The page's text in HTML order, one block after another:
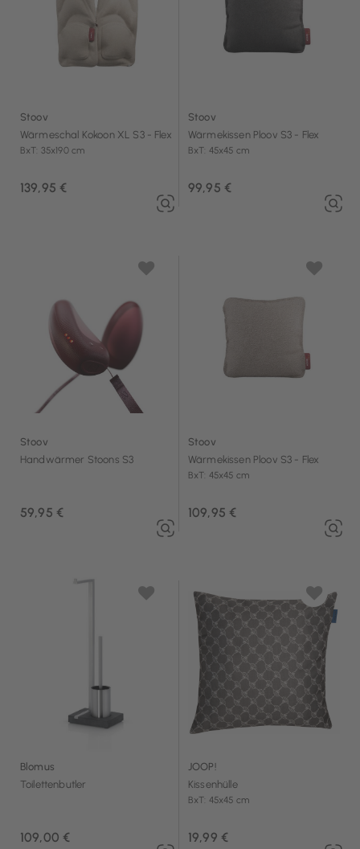
Stoov
Wärmeschal Kokoon XL S3 - Flex
BxT: 35x190 cm
139,95 €
Stoov
Wärmekissen Ploov S3 - Flex
BxT: 45x45 cm
99,95 €
Stoov
Handwärmer Stoons S3
59,95 €
Stoov
Wärmekissen Ploov S3 - Flex
BxT: 45x45 cm
109,95 €
Blomus
Toilettenbutler
109,00 €
JOOP!
Kissenhülle
BxT: 45x45 cm
19,99 €